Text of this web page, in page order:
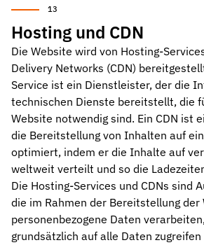
Hosting und CDN
Die Website wird von Hosting-
Delivery Networks (CDN)
Service ist ein Dienstleister, der die
technischen Dienste bereitstellt, die
Website notwendig sind. Ein CDN ist
die Bereitstellung von Inhalten auf
optimiert, indem er die Inhalte auf
weltweit verteilt und so die
Die Hosting-Services und CDNs sind
die im Rahmen der Bereitstellung der
personenbezogene Daten
grundsätzlich auf alle Daten